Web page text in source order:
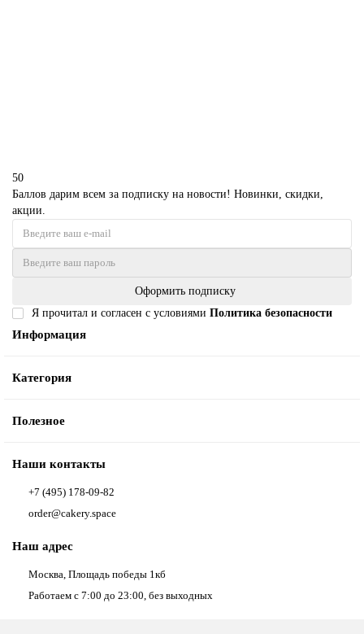
50
Баллов дарим всем за подписку на новости! Новинки, скидки,
акции.
Оформить подписку
Я прочитал и согласен с условиями Политика безопасности
Информация
Категория
Полезное
Наши контакты
+7 (495) 178-09-82
order@cakery.space
Наш адрес
Москва, Площадь победы 1кб
Работаем с 7:00 до 23:00, без выходных